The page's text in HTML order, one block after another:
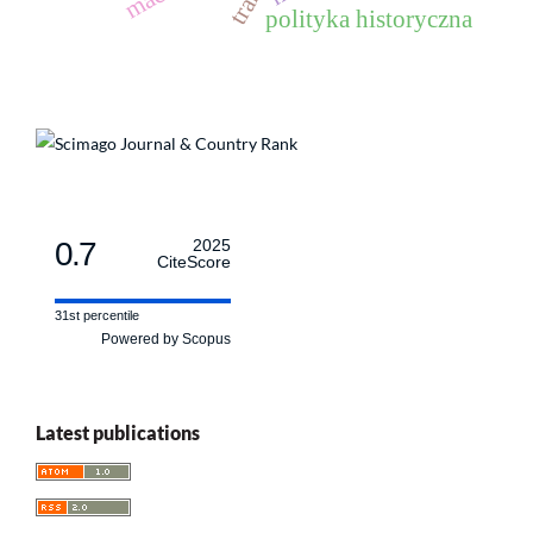
polityka historyczna
0.7
2025
CiteScore
31st percentile
Powered by Scopus
Latest publications